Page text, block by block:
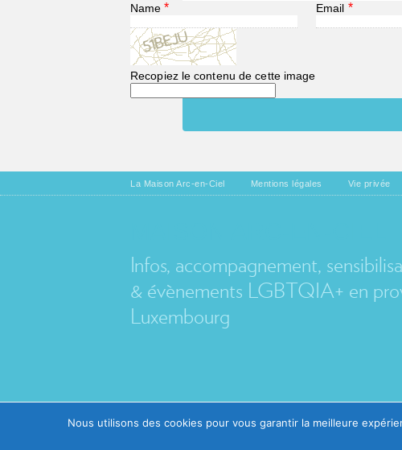
Name * Email *
Recopiez le contenu de cette image
La Maison Arc-en-Ciel Mentions légales Vie privée
Infos, accompagnement,
& évènements LGBTQIA+ en
Luxembourg
Nous utilisons des cookies pour vous garantir la meilleure